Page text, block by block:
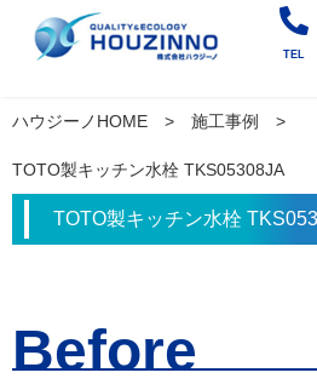
TEL
ハウジーノHOME 施工事例
TOTO製キッチン水栓 TKS05308JA
TOTO製キッチン水栓
Before